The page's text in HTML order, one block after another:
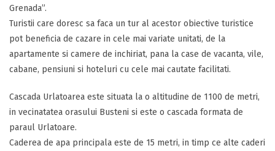
Grenada”.
Turistii care doresc sa faca un tur al acestor obiective turistice
pot beneficia de cazare in cele mai variate unitati, de la
apartamente si camere de inchiriat, pana la case de vacanta, vile,
cabane, pensiuni si hoteluri cu cele mai cautate facilitati.
Cascada Urlatoarea este situata la o altitudine de 1100 de metri,
in vecinatatea orasului Busteni si este o cascada formata de
paraul Urlatoare.
Caderea de apa principala este de 15 metri, in timp ce alte caderi